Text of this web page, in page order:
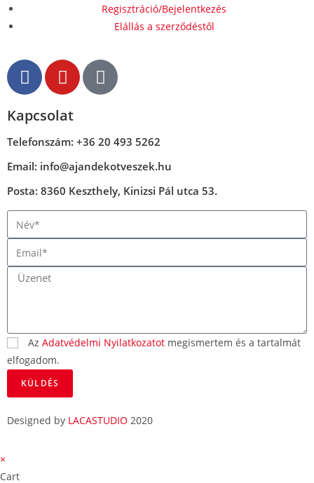
Regisztráció/Bejelentkezés
Elállás a szerződéstől
Kapcsolat
Telefonszám: +36 20 493 5262
Email: info@ajandekotveszek.hu
Posta: 8360 Keszthely, Kinizsi Pál utca 53.
Az Adatvédelmi Nyilatkozatot megismertem és a tartalmát
elfogadom.
KÜLDÉS
Designed by LACASTUDIO 2020
×
Cart